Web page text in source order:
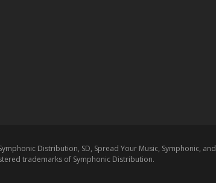
Distribution, SD, Spread Your Music, Symphonic, and
trademarks of Symphonic Distribution.